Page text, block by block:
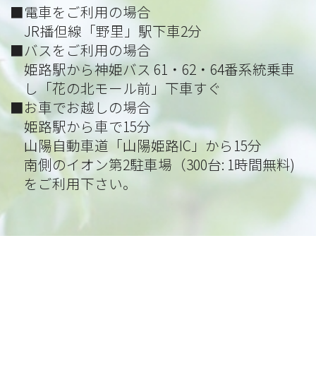
■電車をご利用の場合
JR播但線「野里」駅下車2分
■バスをご利用の場合
姫路駅から神姫バス 61・62・64番系統乗車
し「花の北モール前」下車すぐ
■お車でお越しの場合
姫路駅から車で15分
山陽自動車道「山陽姫路IC」から15分
南側のイオン第2駐車場（300台: 1時間無料)
をご利用下さい。